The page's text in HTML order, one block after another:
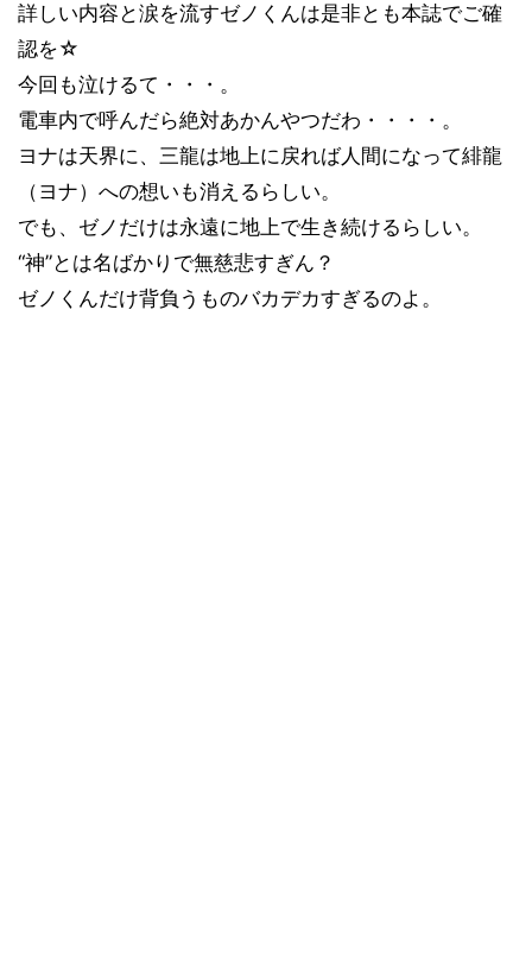
詳しい内容と涙を流すゼノくんは是非とも本誌でご確
認を☆
今回も泣けるて・・・。
電車内で呼んだら絶対あかんやつだわ・・・・。
ヨナは天界に、三龍は地上に戻れば人間になって緋龍
（ヨナ）への想いも消えるらしい。
でも、ゼノだけは永遠に地上で生き続けるらしい。
“神”とは名ばかりで無慈悲すぎん？
ゼノくんだけ背負うものバカデカすぎるのよ。